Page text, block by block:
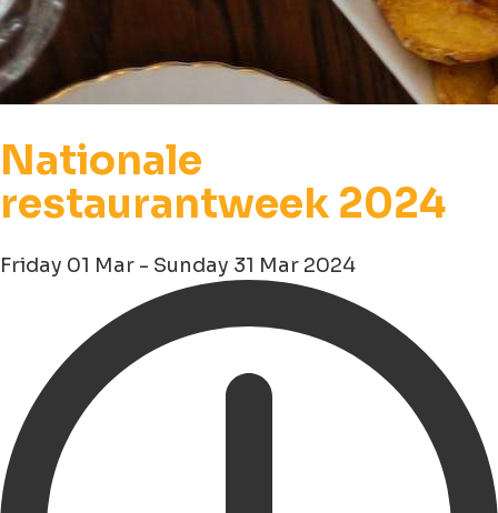
Nationale
restaurantweek 2024
Friday 01 Mar - Sunday 31 Mar 2024